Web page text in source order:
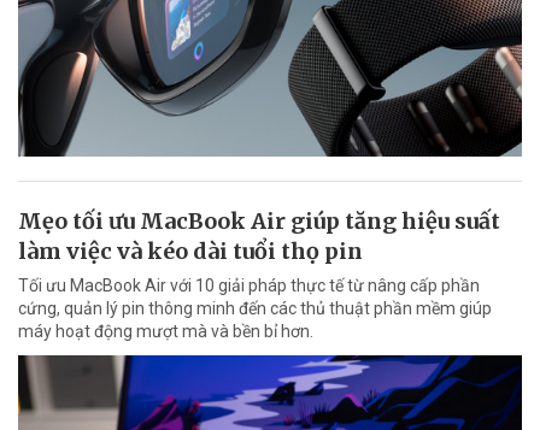
Mẹo tối ưu MacBook Air giúp tăng hiệu suất
làm việc và kéo dài tuổi thọ pin
Tối ưu MacBook Air với 10 giải pháp thực tế từ nâng cấp phần
cứng, quản lý pin thông minh đến các thủ thuật phần mềm giúp
máy hoạt động mượt mà và bền bỉ hơn.